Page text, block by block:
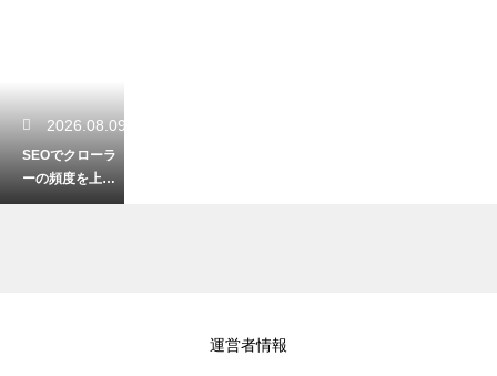
2026.08.09
SEOでクローラ
ーの頻度を上げ
る効果的な方
運営者情報